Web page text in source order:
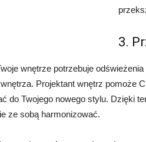
3.
wnętrze potrzebuje
Projektant wnętrz pomoże
do Twojego nowego stylu. Dzięki
ze sobą harmonizować.